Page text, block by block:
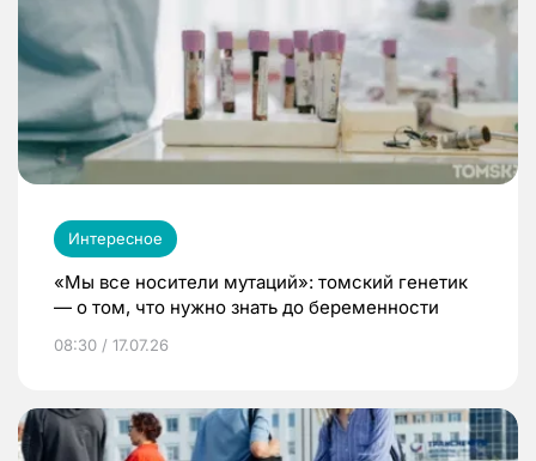
Интересное
«Мы все носители мутаций»: томский генетик
— о том, что нужно знать до беременности
08:30 / 17.07.26